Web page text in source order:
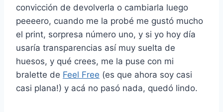
convicción de devolverla o cambiarla luego
peeeero, cuando me la probé me gustó mucho
el print, sorpresa número uno, y si yo hoy día
usaría transparencias así muy suelta de
huesos, y qué crees, me la puse con mi
bralette de Feel Free (es que ahora soy casi
casi plana!) y acá no pasó nada, quedó lindo.